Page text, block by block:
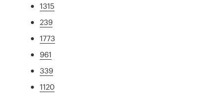
1315
239
1773
961
339
1120